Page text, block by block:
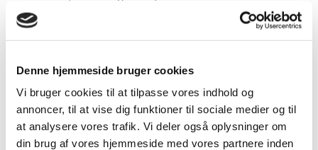
Denne hjemmeside bruger cookies
Vi bruger cookies til at tilpasse vores indhold og
annoncer, til at vise dig funktioner til sociale medier og til
at analysere vores trafik. Vi deler også oplysninger om
din brug af vores hjemmeside med vores partnere inden
selvangivelse, hvor du bl.a. skal angive din
virksomheds overskud i rubrik 111 eller din
virksomheds underskud i rubrik 112.
Indberetter du oplysningerne for sent, risikerer du
at blive pålagt dagbøder. Jeg kan hjælpe dig med at
udfylde sin selvangivelse korrekt, så du ikke får en
ubehagelig overraskelse, efter du tålmodigt har
siddet i kø på skat.dk.